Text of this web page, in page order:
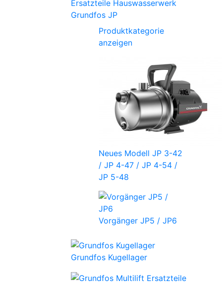
Ersatzteile Hauswasserwerk
Grundfos JP
Produktkategorie
anzeigen
Neues Modell JP 3-42
/ JP 4-47 / JP 4-54 /
JP 5-48
Vorgänger JP5 / JP6
Grundfos Kugellager